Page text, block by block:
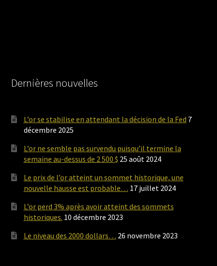
Dernières nouvelles
L’or se stabilise en attendant la décision de la Fed 7
décembre 2025
L’or ne semble pas survendu puisqu’il termine la
semaine au-dessus de 2 500 $ 25 août 2024
Le prix de l’or atteint un sommet historique, une
nouvelle hausse est probable… 17 juillet 2024
L’or perd 3% après avoir atteint des sommets
historiques. 10 décembre 2023
Le niveau des 2000 dollars… 26 novembre 2023